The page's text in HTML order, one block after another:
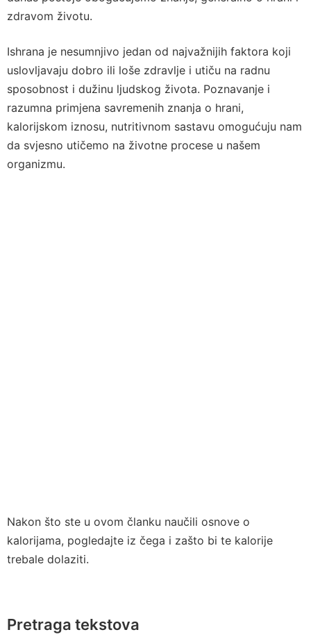
zdravom životu.
Ishrana je nesumnjivo jedan od najvažnijih faktora koji
uslovljavaju dobro ili loše zdravlje i utiču na radnu
sposobnost i dužinu ljudskog života. Poznavanje i
razumna primjena savremenih znanja o hrani,
kalorijskom iznosu, nutritivnom sastavu omogućuju nam
da svjesno utičemo na životne procese u našem
organizmu.
Nakon što ste u ovom članku naučili osnove o
kalorijama, pogledajte iz čega i zašto bi te kalorije
trebale dolaziti.
Pretraga tekstova